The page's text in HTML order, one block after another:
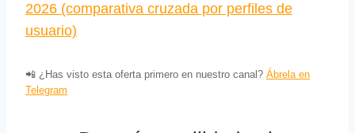
2026 (comparativa cruzada por perfiles de
usuario)
📲 ¿Has visto esta oferta primero en nuestro canal? Ábrela en
Telegram